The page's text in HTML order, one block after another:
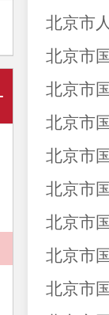
北京市
北京市
北京市
北京市
北京市
北京市
北京市
北京市
北京市